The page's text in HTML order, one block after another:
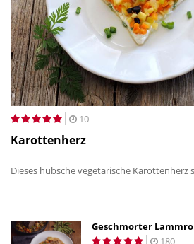
10
Karottenherz
Dieses hübsche vegetarische Karottenherz
Geschmorter
180